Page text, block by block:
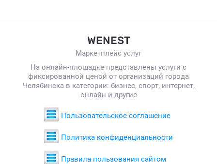
WENEST
Маркетплейс услуг
На онлайн-площадке представлены услуги с
фиксированной ценой от организаций города
Челябинска в категории: бизнес, спорт, интернет,
онлайн и другие
Пользовательское соглашение
Политика конфиденциальности
Правила пользования сайтом